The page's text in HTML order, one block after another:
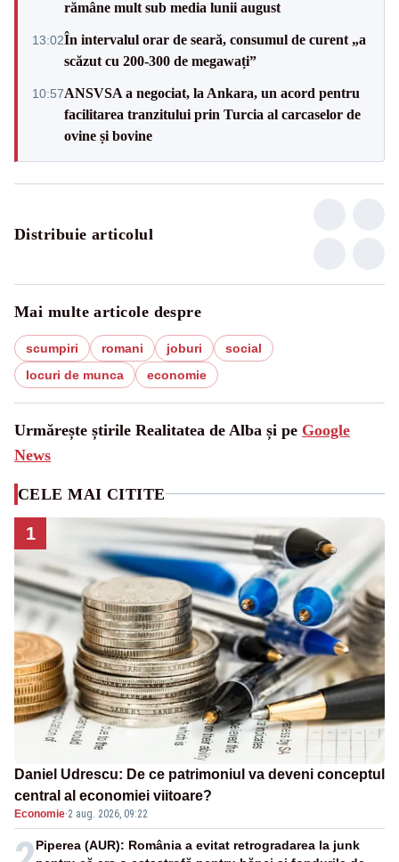
rămâne mult sub media lunii august
13:02În intervalul orar de seară, consumul de curent „a
scăzut cu 200-300 de megawați”
10:57ANSVSA a negociat, la Ankara, un acord pentru
facilitarea tranzitului prin Turcia al carcaselor de
ovine și bovine
Distribuie articolul
Mai multe articole despre
scumpiri romani joburi
social
locuri de munca
economie
Urmărește știrile Realitatea de Alba și pe Google
News
CELE MAI CITITE
1
Daniel Udrescu: De ce patrimoniul va deveni conceptul
central al economiei viitoare?
Economie·2 aug. 2026, 09:22
Piperea (AUR): România a evitat retrogradarea la junk